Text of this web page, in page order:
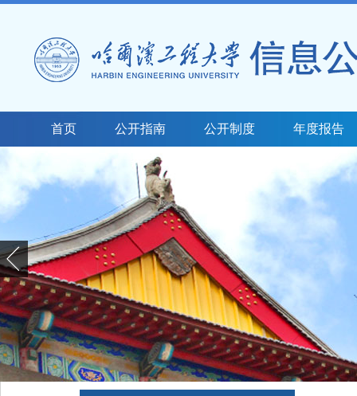
首页 公开指南 公开制度 年度报告